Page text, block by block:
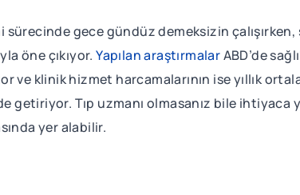
sürecinde gece gündüz demeksizin
öne çıkıyor.Yapılan araştırmalarABD’de
ve klinik hizmet harcamalarının ise yıllık
getiriyor. Tıp uzmanı olmasanız bile
yer alabilir.